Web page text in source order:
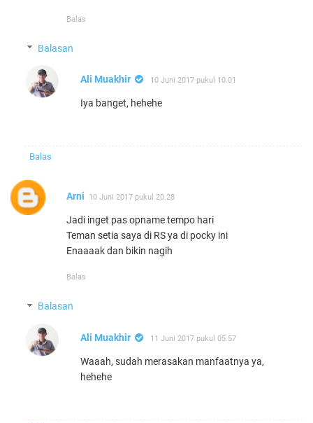
Balas
Balasan
Ali Muakhir 10 Juni 2017 pukul 10.01
Iya banget, hehehe
Balas
Arni 10 Juni 2017 pukul 20.28
Jadi inget pas opname tempo hari
Teman setia saya di RS ya di pocky ini
Enaaaak dan bikin nagih
Balas
Balasan
Ali Muakhir 11 Juni 2017 pukul 05.57
Waaah, sudah merasakan manfaatnya ya,
hehehe